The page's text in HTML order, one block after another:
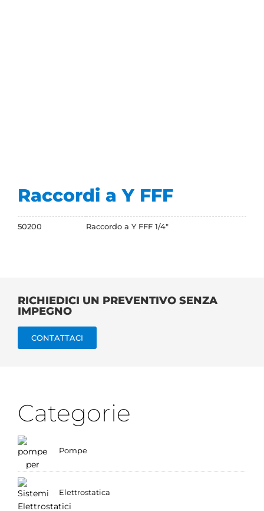
Raccordi a Y FFF
50200 Raccordo a Y FFF 1/4"
RICHIEDICI UN PREVENTIVO SENZA
IMPEGNO
CONTATTACI
Categorie
Pompe
Elettrostatica